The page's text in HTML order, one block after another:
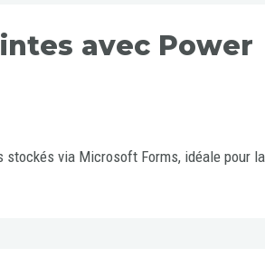
avec Power
stockés via Microsoft Forms, idéale pour